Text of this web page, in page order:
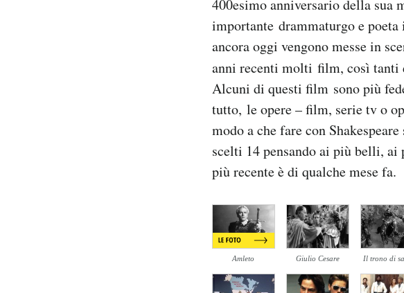
400esimo anniversario della
importante drammaturgo e
ancora oggi vengono messe in
anni recenti molti film, così tanti
Alcuni di questi film sono più
tutto, le opere – film, serie tv o
modo a che fare con
scelti 14 pensando ai più belli,
più recente è di qualche mese fa.
Amleto Giulio Cesare Il trono di